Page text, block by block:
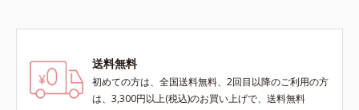
送料無料
初めての方は、全国送料無料、2回目以降のご利用の方
は、3,300円以上(税込)のお買い上げで、送料無料